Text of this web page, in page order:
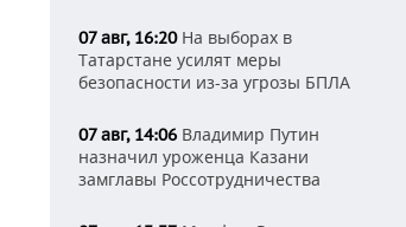
07 авг, 16:20На выборах в
Татарстане усилят меры
безопасности из-за угрозы БПЛА
07 авг, 14:06 Владимир Путин
назначил уроженца Казани
замглавы Россотрудничества